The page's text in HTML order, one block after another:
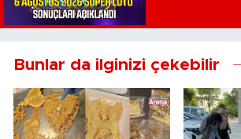
Bunlar da ilginizi çekebilir